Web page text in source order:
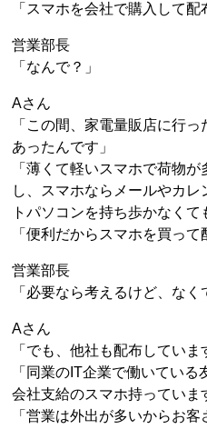
「スマホを会社で購入して
営業部長
「なんで？」
Aさん
「この間、家電量販店に行
あったんです」
「薄くて軽いスマホで荷物
し、スマホならメールやカ
トパソコンを持ち歩かなくて
「便利だからスマホを買って
営業部長
「必要なら考えるけど、なく
Aさん
「でも、他社も配布していま
「同業のIT企業で働いてい
会社支給のスマホ持っていま
「営業は外出が多いからお